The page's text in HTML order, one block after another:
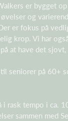
er bygget
og
er fokus på
krop. Vi har
at have det
seniorer på 60+
i rask tempo i ca.
sammen med